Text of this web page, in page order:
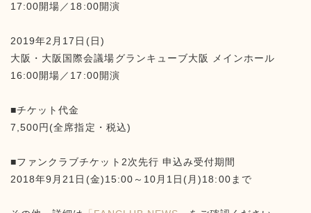
17:00開場／18:00開演
2019年2月17日(日)
大阪・大阪国際会議場グランキューブ大阪 メインホール
16:00開場／17:00開演
■チケット代金
7,500円(全席指定・税込)
■ファンクラブチケット2次先行 申込み受付期間
2018年9月21日(金)15:00～10月1日(月)18:00まで